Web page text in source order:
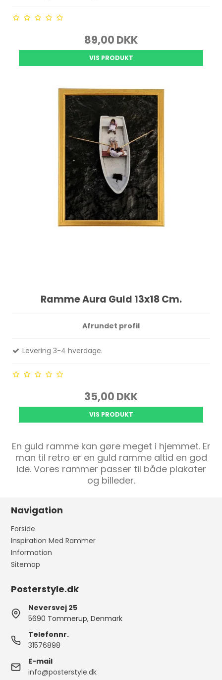
89,00 DKK
VIS PRODUKT
Ramme Aura Guld 13x18 Cm.
Afrundet profil
Levering 3-4 hverdage.
35,00 DKK
VIS PRODUKT
En guld ramme kan gøre meget i hjemmet. Er
man til retro er en guld ramme altid en god
ide. Vores rammer passer til både plakater
og billeder.
Navigation
Forside
Inspiration Med Rammer
Information
Sitemap
Posterstyle.dk
Neversvej 25
5690 Tommerup, Denmark
Telefonnr.
31576898
E-mail
info@posterstyle.dk